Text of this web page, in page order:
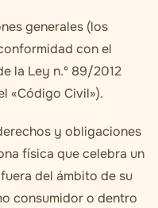
generales (los
con el
la Ley n.º 89/2012
«Código Civil»).
y obligaciones
física que celebra un
del ámbito de su
consumidor o dentro